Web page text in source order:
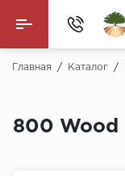
Назад
Главная / Каталог /
800 Wood